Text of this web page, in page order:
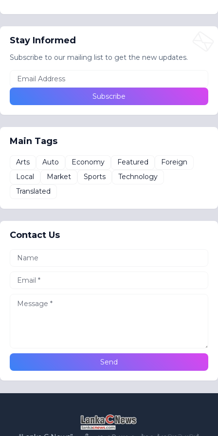
Stay Informed
Subscribe to our mailing list to get the new updates.
Main Tags
Arts Auto Economy Featured
Foreign
Local
Market Sports
Technology
Translated
Contact Us